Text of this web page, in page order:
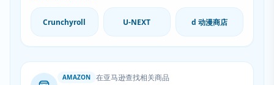
Crunchyroll U-NEXT d 动漫商店
AMAZON 在亚马逊查找相关商品